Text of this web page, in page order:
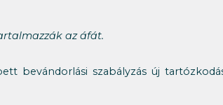
az áfát.
bevándorlási szabályzás új